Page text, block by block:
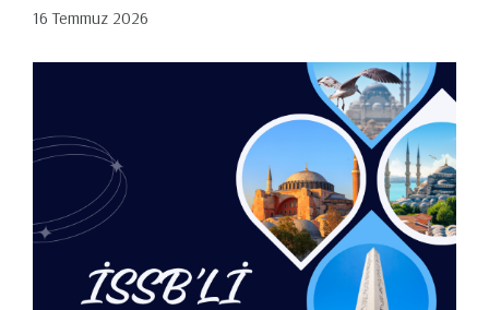
16 Temmuz 2026